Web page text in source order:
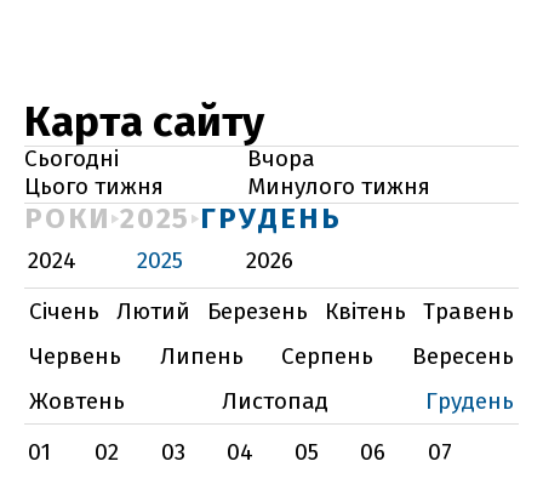
Карта сайту
Сьогодні
Вчора
Цього тижня
Минулого тижня
РОКИ 2025 ГРУДЕНЬ
2024 2025
2026
Січень
Лютий Березень Квітень
Травень
Червень
Липень Серпень
Вересень
Жовтень
Листопад
Грудень
01
02 03 04 05 06
07